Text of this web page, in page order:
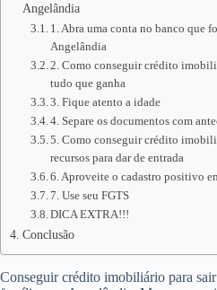
Angelândia
1. Abra uma conta no banco que
Angelândia
2. Como conseguir crédito
tudo que ganha
3. Fique atento a idade
4. Separe os documentos com
5. Como conseguir crédito
recursos para dar de entrada
6. Aproveite o cadastro positivo
7. Use seu FGTS
DICA EXTRA!!!
Conclusão
Conseguir crédito imobiliário para